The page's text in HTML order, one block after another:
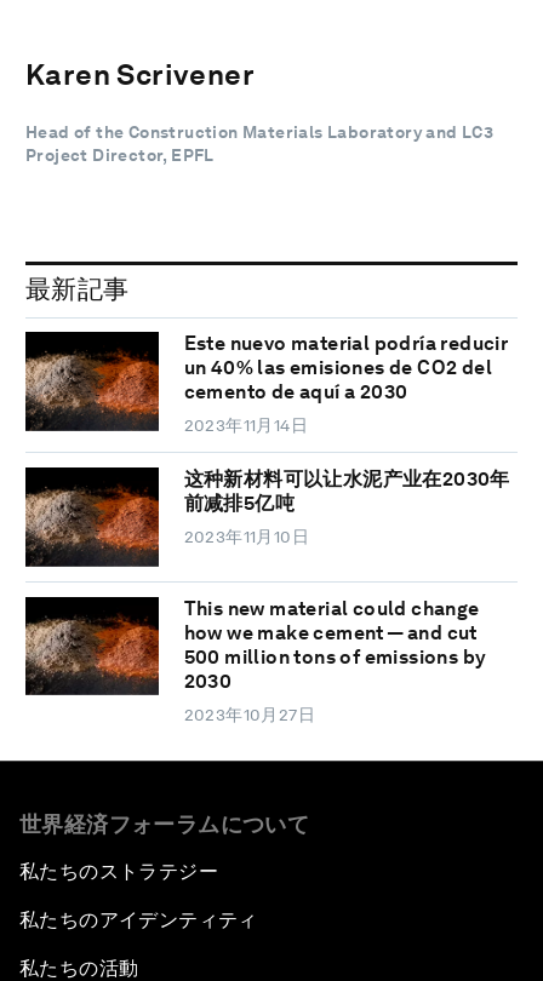
Karen Scrivener
Head of the Construction Materials Laboratory and LC3
Project Director, EPFL
最新記事
Este nuevo material podría reducir
un 40% las emisiones de CO2 del
cemento de aquí a 2030
2023年11月14日
这种新材料可以让水泥产业在2030年
前减排5亿吨
2023年11月10日
This new material could change
how we make cement — and cut
500 million tons of emissions by
2030
2023年10月27日
世界経済フォーラムについて
私たちのストラテジー
私たちのアイデンティティ
私たちの活動